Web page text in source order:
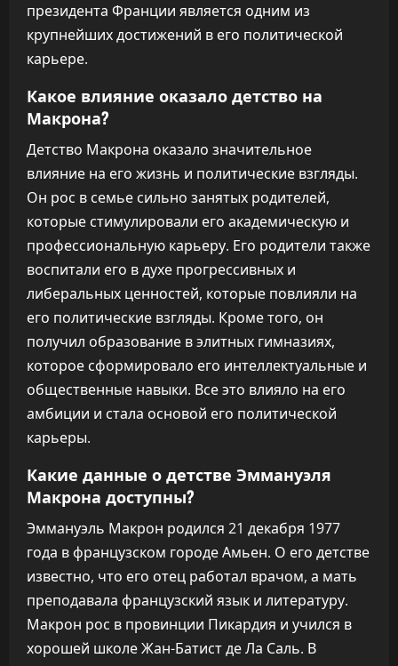
президента Франции является одним из
крупнейших достижений в его политической
карьере.
Какое влияние оказало детство на
Макрона?
Детство Макрона оказало значительное
влияние на его жизнь и политические взгляды.
Он рос в семье сильно занятых родителей,
которые стимулировали его академическую и
профессиональную карьеру. Его родители также
воспитали его в духе прогрессивных и
либеральных ценностей, которые повлияли на
его политические взгляды. Кроме того, он
получил образование в элитных гимназиях,
которое сформировало его интеллектуальные и
общественные навыки. Все это влияло на его
амбиции и стала основой его политической
карьеры.
Какие данные о детстве Эммануэля
Макрона доступны?
Эммануэль Макрон родился 21 декабря 1977
года в французском городе Амьен. О его детстве
известно, что его отец работал врачом, а мать
преподавала французский язык и литературу.
Макрон рос в провинции Пикардия и учился в
хорошей школе Жан-Батист де Ла Саль. В